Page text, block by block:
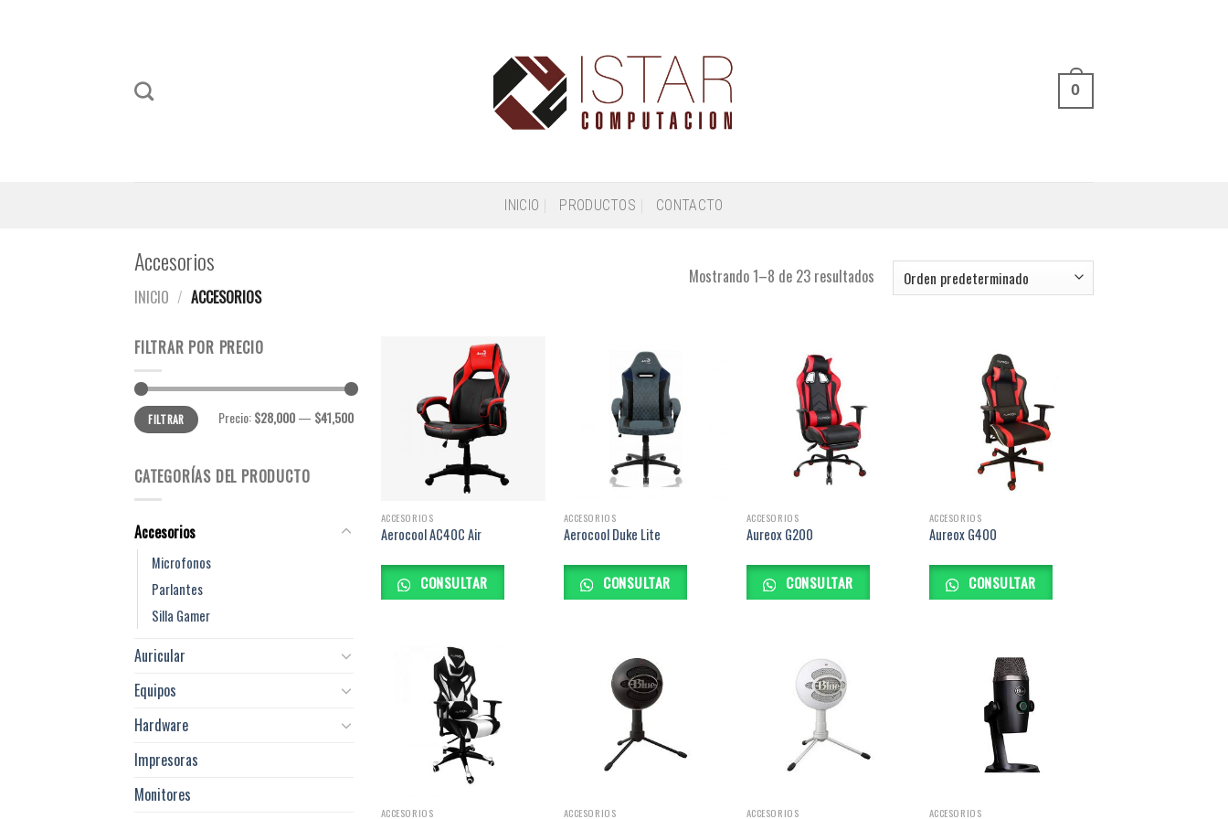
0
INICIO PRODUCTOS CONTACTO
Accesorios
INICIO / ACCESORIOS
Mostrando 1–8 de 23 resultados
FILTRAR POR PRECIO
Precio
mínimo
Precio
máximo
FILTRAR Precio:$28,000— $41,500
CATEGORÍAS DEL PRODUCTO
Accesorios
Microfonos
Parlantes
Silla Gamer
Auricular
Equipos
Hardware
Impresoras
Monitores
ACCESORIOS
Aerocool AC40C Air
CONSULTAR
ACCESORIOS
Aerocool Duke Lite
CONSULTAR
ACCESORIOS
Aureox G200
CONSULTAR
ACCESORIOS
Aureox G400
CONSULTAR
ACCESORIOS ACCESORIOS ACCESORIOS ACCESORIOS